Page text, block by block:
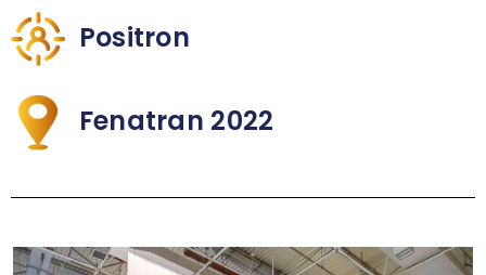
Positron
Fenatran 2022